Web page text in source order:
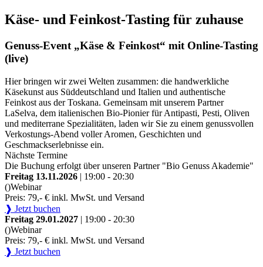
Käse- und Feinkost-Tasting für zuhause
Genuss-Event „Käse & Feinkost“ mit Online-Tasting
(live)
Hier bringen wir zwei Welten zusammen: die handwerkliche
Käsekunst aus Süddeutschland und Italien und authentische
Feinkost aus der Toskana. Gemeinsam mit unserem Partner
LaSelva, dem italienischen Bio-Pionier für Antipasti, Pesti, Oliven
und mediterrane Spezialitäten, laden wir Sie zu einem genussvollen
Verkostungs-Abend voller Aromen, Geschichten und
Geschmackserlebnisse ein.
Nächste Termine
Die Buchung erfolgt über unseren Partner "Bio Genuss Akademie"
Freitag 13.11.2026 | 19:00 - 20:30
()Webinar
Preis: 79,- € inkl. MwSt. und Versand
❱ Jetzt buchen
Freitag 29.01.2027 | 19:00 - 20:30
()Webinar
Preis: 79,- € inkl. MwSt. und Versand
❱ Jetzt buchen